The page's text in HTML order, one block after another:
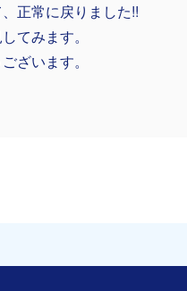
正常に戻りました!!
てみます。
ざいます。